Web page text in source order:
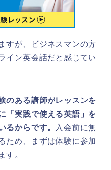
すが、ビジネスマンの方
イン英会話だと感じてい
のある講師がレッスンを
「実践で使える英語」を
るからです。
入会前に無
ため、まずは体験に参加
す。